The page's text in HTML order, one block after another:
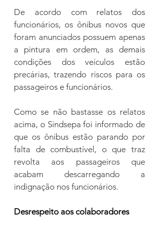
De acordo com relatos dos
funcionários, os ônibus novos que
foram anunciados possuem apenas
a pintura em ordem, as demais
condições dos veículos estão
precárias, trazendo riscos para os
passageiros e funcionários.
Como se não bastasse os relatos
acima, o Sindsepa foi informado de
que os ônibus estão parando por
falta de combustível, o que traz
revolta aos passageiros que
acabam descarregando a
indignação nos funcionários.
Desrespeito aos colaboradores